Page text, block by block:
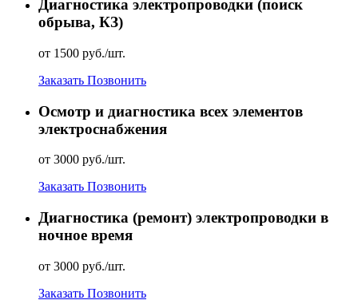
Диагностика электропроводки (поиск
обрыва, КЗ)
от 1500 руб./шт.
Заказать Позвонить
Осмотр и диагностика всех элементов
электроснабжения
от 3000 руб./шт.
Заказать Позвонить
Диагностика (ремонт) электропроводки в
ночное время
от 3000 руб./шт.
Заказать Позвонить